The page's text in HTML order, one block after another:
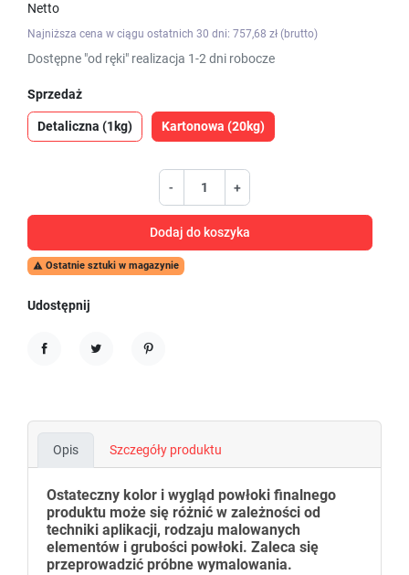
Netto
Najniższa cena w ciągu ostatnich 30 dni: 757,68 zł (brutto)
Dostępne "od ręki" realizacja 1-2 dni robocze
Sprzedaż
Detaliczna (1kg) Kartonowa (20kg)
- +
Dodaj do koszyka
 Ostatnie sztuki w magazynie
Udostępnij
Opis Szczegóły produktu
Ostateczny kolor i wygląd powłoki finalnego
produktu może się różnić w zależności od
techniki aplikacji, rodzaju malowanych
elementów i grubości powłoki. Zaleca się
przeprowadzić próbne wymalowania.